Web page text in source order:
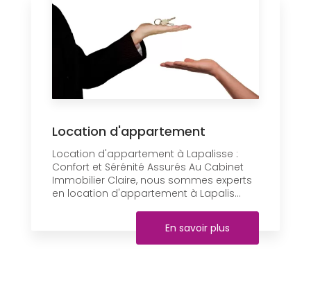
Location d'appartement
Location d'appartement à Lapalisse :
Confort et Sérénité Assurés Au Cabinet
Immobilier Claire, nous sommes experts
en location d'appartement à Lapalis...
En savoir plus